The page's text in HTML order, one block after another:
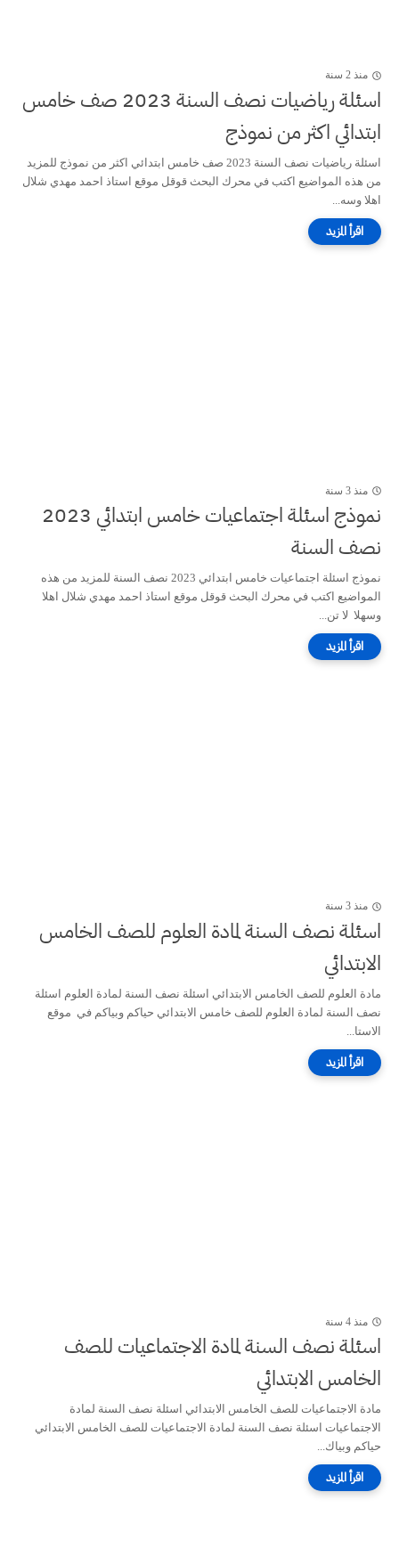
منذ 2 سنة
اسئلة رياضيات نصف السنة 2023 صف خامس
ابتدائي اكثر من نموذج
اسئلة رياضيات نصف السنة 2023 صف خامس ابتدائي اكثر من نموذج للمزيد
من هذه المواضيع اكتب في محرك البحث قوقل موقع استاذ احمد مهدي شلال
اهلا وسه...
منذ 3 سنة
نموذج اسئلة اجتماعيات خامس ابتدائي 2023
نصف السنة
نموذج اسئلة اجتماعيات خامس ابتدائي 2023 نصف السنة للمزيد من هذه
المواضيع اكتب في محرك البحث قوقل موقع استاذ احمد مهدي شلال اهلا
وسهلا لا تن...
منذ 3 سنة
اسئلة نصف السنة لمادة العلوم للصف الخامس
الابتدائي
مادة العلوم للصف الخامس الابتدائي اسئلة نصف السنة لمادة العلوم اسئلة
نصف السنة لمادة العلوم للصف خامس الابتدائي حياكم وبياكم في موقع
الاستا...
منذ 4 سنة
اسئلة نصف السنة لمادة الاجتماعيات للصف
الخامس الابتدائي
مادة الاجتماعيات للصف الخامس الابتدائي اسئلة نصف السنة لمادة
الاجتماعيات اسئلة نصف السنة لمادة الاجتماعيات للصف الخامس الابتدائي
حياكم وبياك...